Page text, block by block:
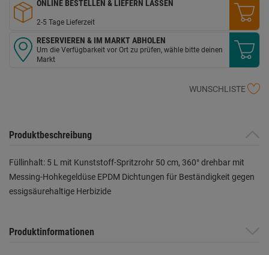
ONLINE BESTELLEN & LIEFERN LASSEN
2-5 Tage Lieferzeit
RESERVIEREN & IM MARKT ABHOLEN
Um die Verfügbarkeit vor Ort zu prüfen, wähle bitte deinen
Markt
WUNSCHLISTE
Produktbeschreibung
Füllinhalt: 5 L mit Kunststoff-Spritzrohr 50 cm, 360° drehbar mit
Messing-Hohkegeldüse EPDM Dichtungen für Beständigkeit gegen
essigsäurehaltige Herbizide
Produktinformationen